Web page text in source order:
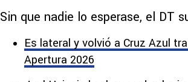
Sin que nadie lo esperase, el DT
Es lateral y volvió a Cruz Azul
Apertura 2026